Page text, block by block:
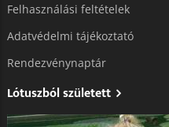
Felhasználási feltételek
Adatvédelmi tájékoztató​
Rendezvénynaptár
Lótuszból született